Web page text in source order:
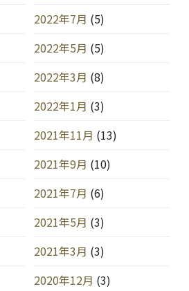
2022年7月 (5)
2022年5月 (5)
2022年3月 (8)
2022年1月 (3)
2021年11月 (13)
2021年9月 (10)
2021年7月 (6)
2021年5月 (3)
2021年3月 (3)
2020年12月 (3)